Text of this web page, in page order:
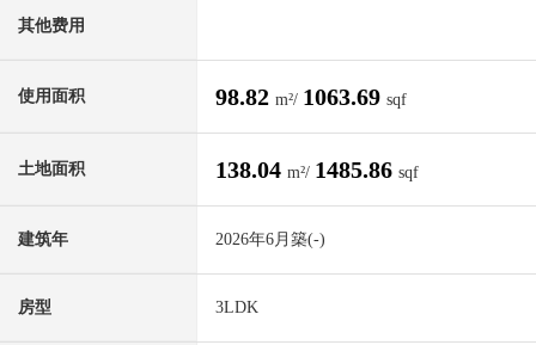
其他费用
使用面积 98.82 m²/ 1063.69 sqf
土地面积 138.04 m²/ 1485.86 sqf
建筑年 2026年6月築(-)
房型 3LDK